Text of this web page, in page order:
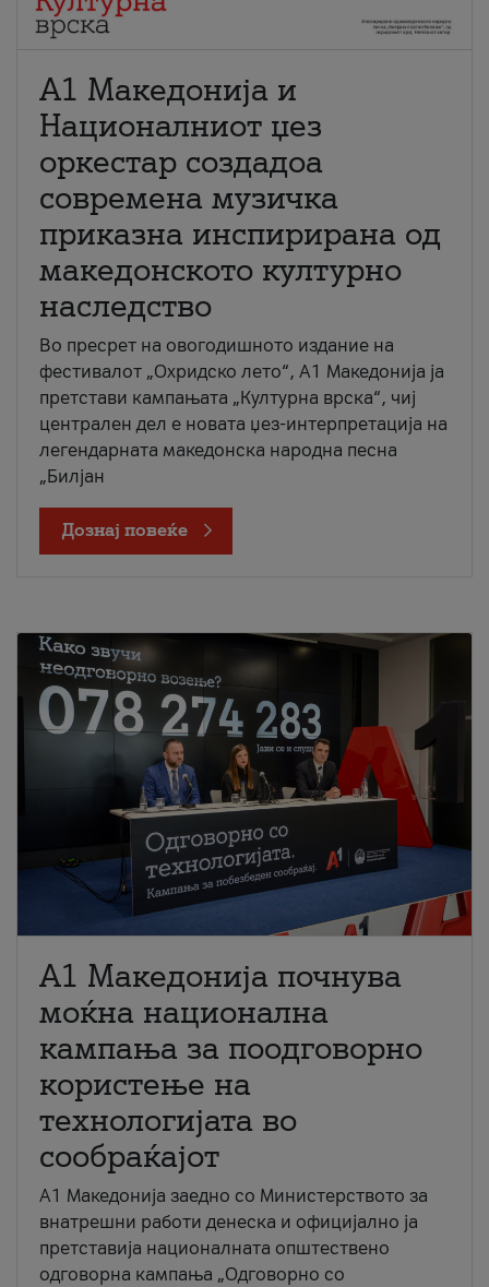
А1 Македонија и
Националниот џез
оркестар создадоа
современа музичка
приказна инспирирана од
македонското културно
наследство
Во пресрет на овогодишното издание на
фестивалот „Охридско лето“, А1 Македонија ја
претстави кампањата „Културна врска“, чиј
централен дел е новата џез-интерпретација на
легендарната македонска народна песна
„Билјан
Дознај повеќе
A1 Македонија почнува
моќна национална
кампања за поодговорно
користење на
технологијата во
сообраќајот
A1 Македонија заедно со Министерството за
внатрешни работи денеска и официјално ја
претставија националната општествено
одговорна кампања „Одговорно со